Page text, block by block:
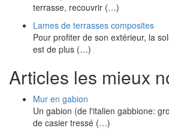
terrasse, recouvrir (…)
Lames de terrasses composites
Pour profiter de son extérieur, la
est de plus (…)
Articles les mieux
Mur en gabion
Un gabion (de l'italien gabbione:
de casier tressé (…)